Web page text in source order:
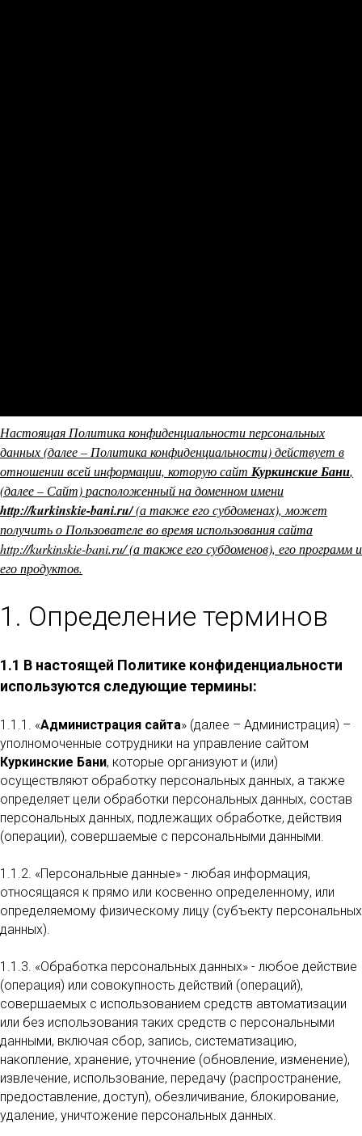
Настоящая Политика конфиденциальности персональных
данных (далее – Политика конфиденциальности) действует в
отношении всей информации, которую сайт Куркинские Бани,
(далее – Сайт) расположенный на доменном имени
http://kurkinskie-bani.ru/(а также его субдоменах), может
получить о Пользователе во время использования сайта
http://kurkinskie-bani.ru/ (а также его субдоменов), его программ и
его продуктов.
1. Определение терминов
1.1 В настоящей Политике конфиденциальности
используются следующие термины:
1.1.1. «Администрация сайта» (далее – Администрация) –
уполномоченные сотрудники на управление сайтом
Куркинские Бани, которые организуют и (или)
осуществляют обработку персональных данных, а также
определяет цели обработки персональных данных, состав
персональных данных, подлежащих обработке, действия
(операции), совершаемые с персональными данными.
1.1.2. «Персональные данные» - любая информация,
относящаяся к прямо или косвенно определенному, или
определяемому физическому лицу (субъекту персональных
данных).
1.1.3. «Обработка персональных данных» - любое действие
(операция) или совокупность действий (операций),
совершаемых с использованием средств автоматизации
или без использования таких средств с персональными
данными, включая сбор, запись, систематизацию,
накопление, хранение, уточнение (обновление, изменение),
извлечение, использование, передачу (распространение,
предоставление, доступ), обезличивание, блокирование,
удаление, уничтожение персональных данных.